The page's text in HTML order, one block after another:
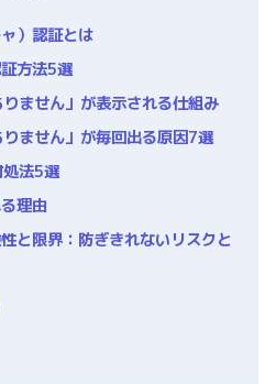
）認証とは
方法5選
りません」が表示される仕組み
りません」が毎回出る原因7選
法5選
理由
と限界：防ぎきれないリスクと